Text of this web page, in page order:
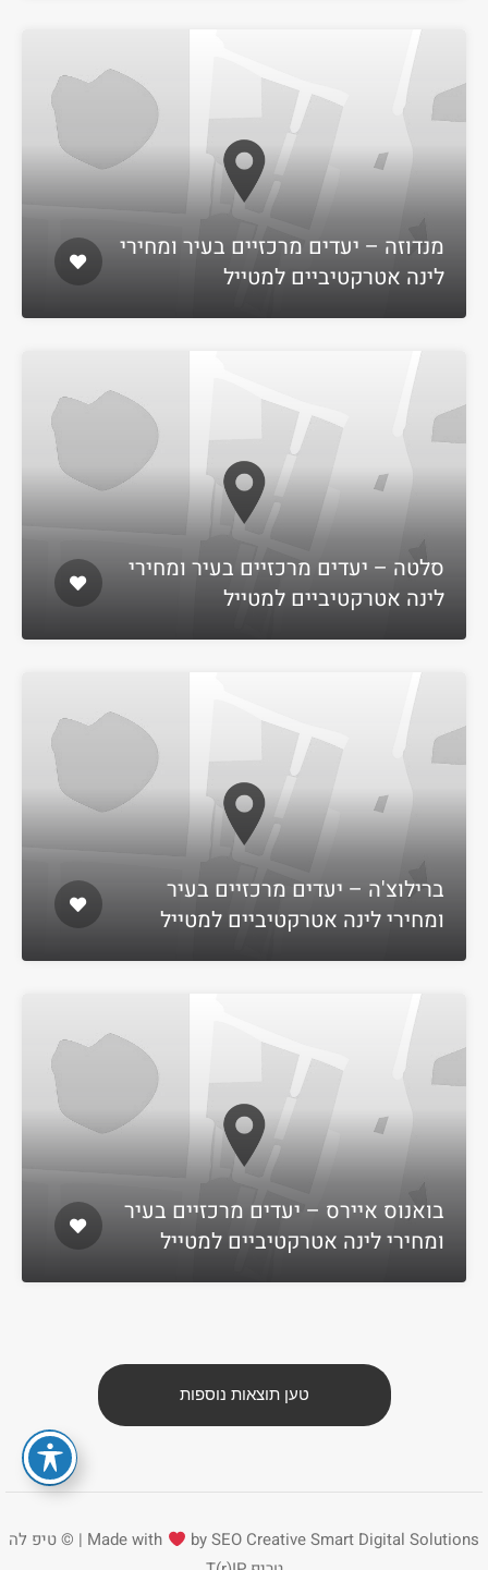
מנדוזה – יעדים מרכזיים בעיר ומחירי
לינה אטרקטיביים למטייל
סלטה – יעדים מרכזיים בעיר ומחירי
לינה אטרקטיביים למטייל
ברילוצ'ה – יעדים מרכזיים בעיר
ומחירי לינה אטרקטיביים למטייל
בואנוס איירס‏ – יעדים מרכזיים בעיר
ומחירי לינה אטרקטיביים למטייל
טען תוצאות נוספות
Made with by SEO CreativeSmart Digital Solutions | ©
טיפ לה